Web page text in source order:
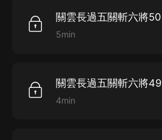
關雲長過五關斬六將50
5min
關雲長過五關斬六將49
4min